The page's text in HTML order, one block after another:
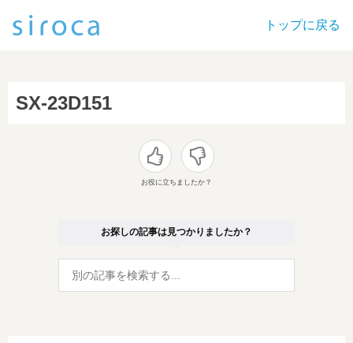
トップに戻る
SX-23D151
お役に立ちましたか？
お探しの記事は見つかりましたか？